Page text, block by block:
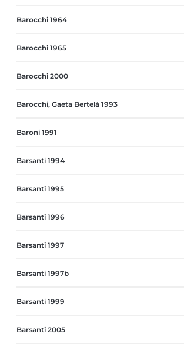
Barocchi 1964
Barocchi 1965
Barocchi 2000
Barocchi, Gaeta Bertelà 1993
Baroni 1991
Barsanti 1994
Barsanti 1995
Barsanti 1996
Barsanti 1997
Barsanti 1997b
Barsanti 1999
Barsanti 2005